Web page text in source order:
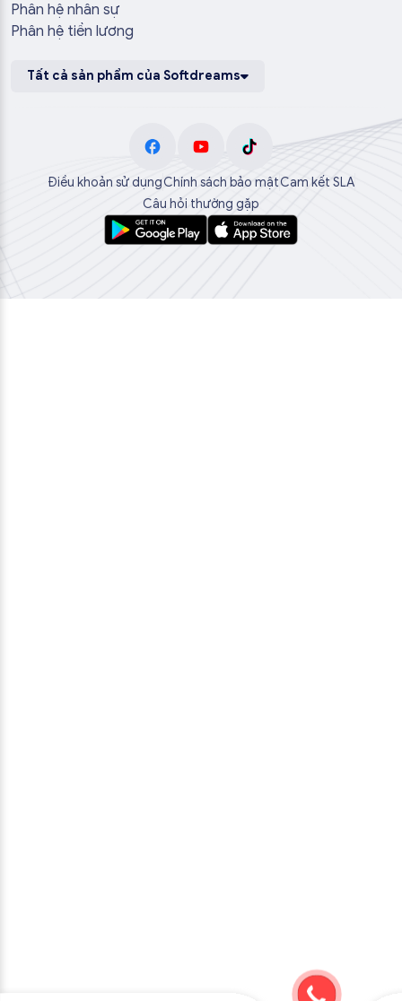
Phân hệ nhân sự
Phân hệ tiền lương
Tất cả sản phẩm của Softdreams
Điều khoản sử dụngChính sách bảo mậtCam kết SLA
Câu hỏi thường gặp